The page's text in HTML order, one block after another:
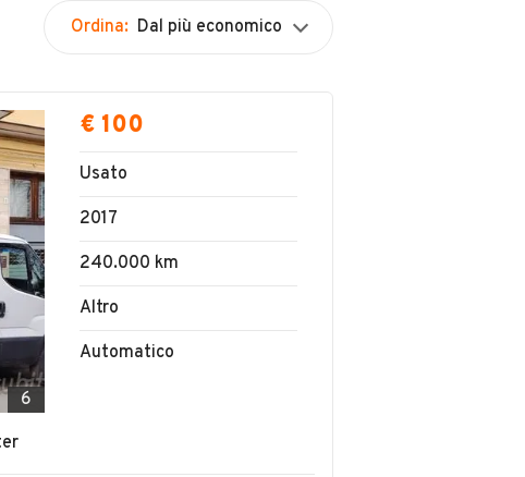
Ordina: Dal più economico
6
€ 100
Usato
2017
240.000 km
Altro
Automatico